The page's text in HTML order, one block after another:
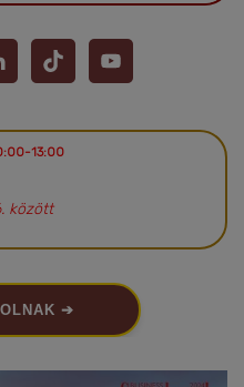
13:00
között
➔